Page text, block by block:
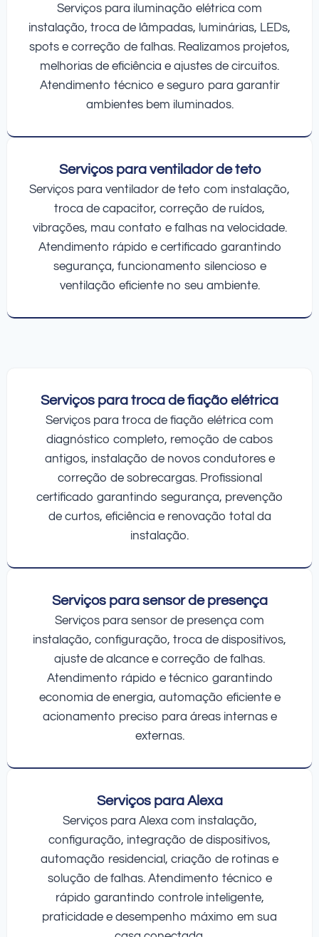
Serviços para iluminação elétrica com
instalação, troca de lâmpadas, luminárias, LEDs,
spots e correção de falhas. Realizamos projetos,
melhorias de eficiência e ajustes de circuitos.
Atendimento técnico e seguro para garantir
ambientes bem iluminados.
Serviços para ventilador de teto
Serviços para ventilador de teto com instalação,
troca de capacitor, correção de ruídos,
vibrações, mau contato e falhas na velocidade.
Atendimento rápido e certificado garantindo
segurança, funcionamento silencioso e
ventilação eficiente no seu ambiente.
Serviços para troca de fiação elétrica
Serviços para troca de fiação elétrica com
diagnóstico completo, remoção de cabos
antigos, instalação de novos condutores e
correção de sobrecargas. Profissional
certificado garantindo segurança, prevenção
de curtos, eficiência e renovação total da
instalação.
Serviços para sensor de presença
Serviços para sensor de presença com
instalação, configuração, troca de dispositivos,
ajuste de alcance e correção de falhas.
Atendimento rápido e técnico garantindo
economia de energia, automação eficiente e
acionamento preciso para áreas internas e
externas.
Serviços para Alexa
Serviços para Alexa com instalação,
configuração, integração de dispositivos,
automação residencial, criação de rotinas e
solução de falhas. Atendimento técnico e
rápido garantindo controle inteligente,
praticidade e desempenho máximo em sua